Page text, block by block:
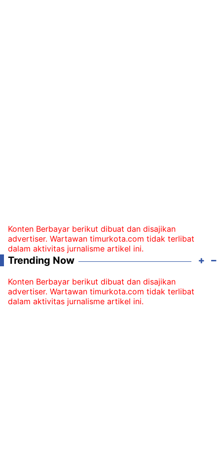
Konten Berbayar berikut dibuat dan disajikan
advertiser. Wartawan timurkota.com tidak terlibat
dalam aktivitas jurnalisme artikel ini.
Trending Now
Konten Berbayar berikut dibuat dan disajikan
advertiser. Wartawan timurkota.com tidak terlibat
dalam aktivitas jurnalisme artikel ini.